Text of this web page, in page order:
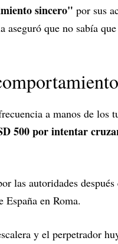
sincero" por sus
aseguró que no sabía
a manos de los
500 por intentar
las autoridades
en Roma.
y el perpetrador